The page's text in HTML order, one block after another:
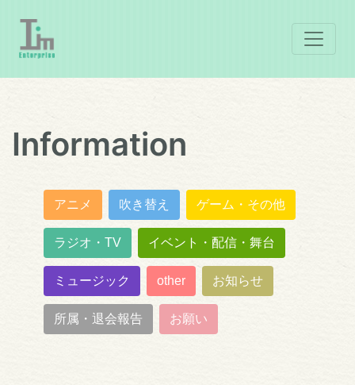
Information
アニメ 吹き替え ゲーム・その他
ラジオ・TV イベント・配信・舞台
ミュージック other お知らせ
所属・退会報告 お願い